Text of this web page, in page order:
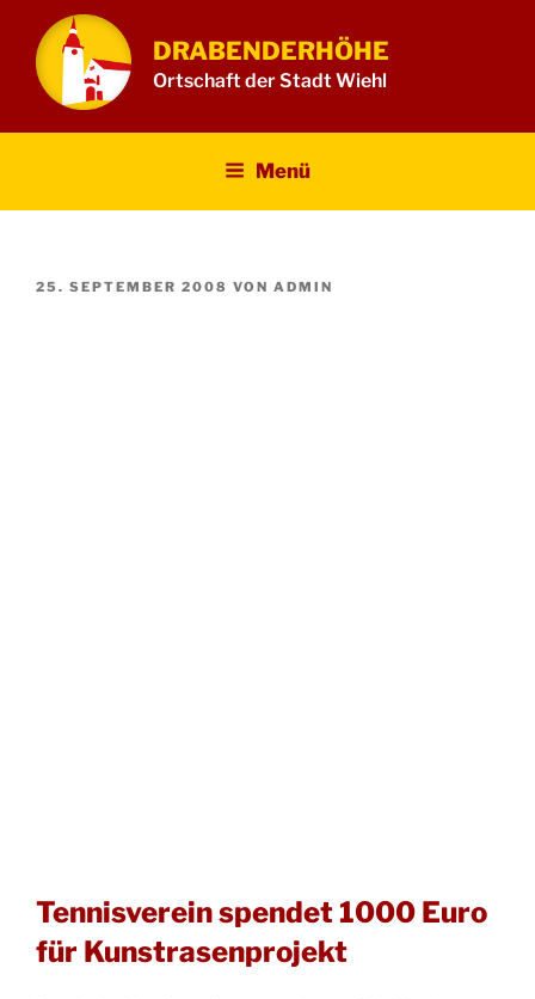
Inhalt
springen
DRABENDERHÖHE
Ortschaft der Stadt Wiehl
Menü
VERÖFFENTLICHT
25. SEPTEMBER 2008 VON ADMIN
Tennisverein spendet 1000 Euro
für Kunstrasenprojekt